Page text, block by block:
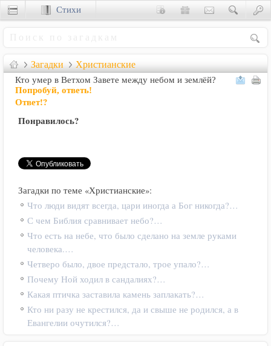
Загадки Христианские
Кто умер в Ветхом Завете между небом и землёй?
Попробуй, ответь!
Ответ!?
Понравилось?
Загадки по теме «Христианские»:
Что люди видят всегда, цари иногда а Бог никогда?…
С чем Библия сравнивает небо?…
Что есть на небе, что было сделано на земле руками
человека.…
Четверо было, двое предстало, трое упало?…
Почему Ной ходил в сандалиях?…
Какая птичка заставила камень заплакать?…
Кто ни разу не крестился, да и свыше не родился, а в
Евангелии очутился?…
Стихи